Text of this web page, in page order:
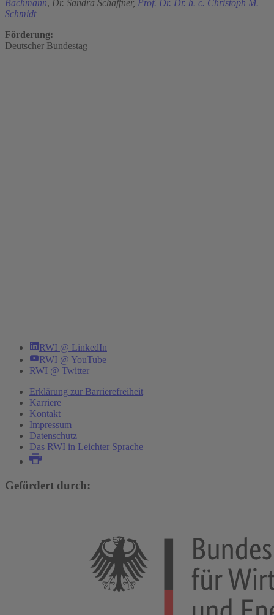
Bachmann, Dr. Sandra Schaffner, Prof. Dr. Dr. h. c. Christoph M.
Schmidt
Förderung:
Deutscher Bundestag
RWI @ LinkedIn
RWI @ YouTube
RWI @ Twitter
Erklärung zur Barrierefreiheit
Karriere
Kontakt
Impressum
Datenschutz
Das RWI in Leichter Sprache
Gefördert durch: